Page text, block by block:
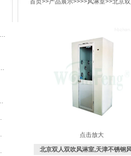
首页>>产品展示>>>>风淋室>>北京
点击放大
北京双人双吹风淋室,天津不锈钢